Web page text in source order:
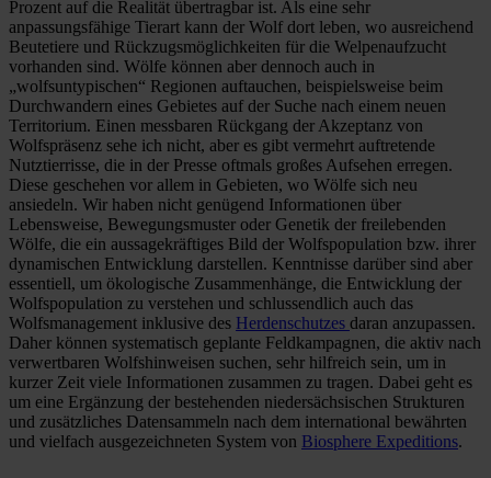
Prozent auf die Realität übertragbar ist. Als eine sehr
anpassungsfähige Tierart kann der Wolf dort leben, wo ausreichend
Beutetiere und Rückzugsmöglichkeiten für die Welpenaufzucht
vorhanden sind. Wölfe können aber dennoch auch in
„wolfsuntypischen“ Regionen auftauchen, beispielsweise beim
Durchwandern eines Gebietes auf der Suche nach einem neuen
Territorium. Einen messbaren Rückgang der Akzeptanz von
Wolfspräsenz sehe ich nicht, aber es gibt vermehrt auftretende
Nutztierrisse, die in der Presse oftmals großes Aufsehen erregen.
Diese geschehen vor allem in Gebieten, wo Wölfe sich neu
ansiedeln. Wir haben nicht genügend Informationen über
Lebensweise, Bewegungsmuster oder Genetik der freilebenden
Wölfe, die ein aussagekräftiges Bild der Wolfspopulation bzw. ihrer
dynamischen Entwicklung darstellen. Kenntnisse darüber sind aber
essentiell, um ökologische Zusammenhänge, die Entwicklung der
Wolfspopulation zu verstehen und schlussendlich auch das
Wolfsmanagement inklusive des Herdenschutzes daran anzupassen.
Daher können systematisch geplante Feldkampagnen, die aktiv nach
verwertbaren Wolfshinweisen suchen, sehr hilfreich sein, um in
kurzer Zeit viele Informationen zusammen zu tragen. Dabei geht es
um eine Ergänzung der bestehenden niedersächsischen Strukturen
und zusätzliches Datensammeln nach dem international bewährten
und vielfach ausgezeichneten System von Biosphere Expeditions.